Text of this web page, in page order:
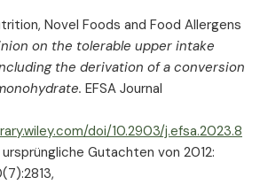
Novel Foods and Food Allergens
on the tolerable upper intake
the derivation of a conversion
EFSA Journal
doi/10.2903/j.efsa.2023.8
Gutachten von 2012: